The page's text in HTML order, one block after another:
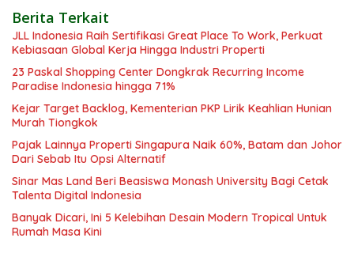
Berita Terkait
JLL Indonesia Raih Sertifikasi Great Place To Work, Perkuat
Kebiasaan Global Kerja Hingga Industri Properti
23 Paskal Shopping Center Dongkrak Recurring Income
Paradise Indonesia hingga 71%
Kejar Target Backlog, Kementerian PKP Lirik Keahlian Hunian
Murah Tiongkok
Pajak Lainnya Properti Singapura Naik 60%, Batam dan Johor
Dari Sebab Itu Opsi Alternatif
Sinar Mas Land Beri Beasiswa Monash University Bagi Cetak
Talenta Digital Indonesia
Banyak Dicari, Ini 5 Kelebihan Desain Modern Tropical Untuk
Rumah Masa Kini